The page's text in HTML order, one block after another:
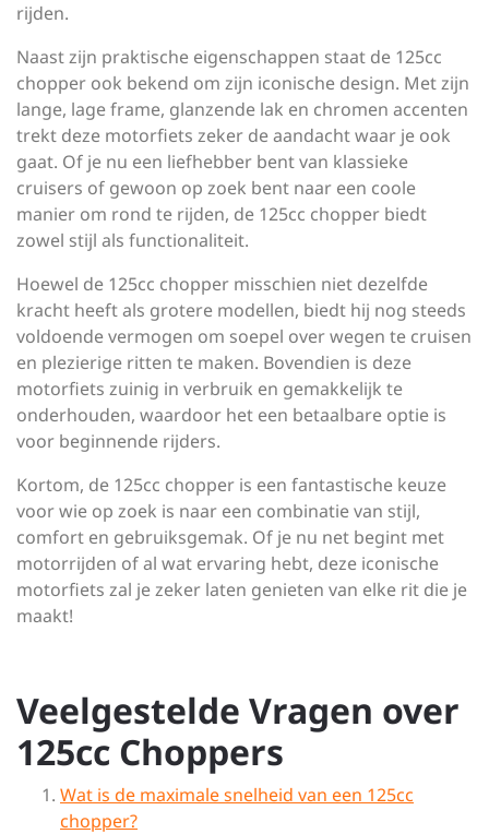
rijden.
Naast zijn praktische eigenschappen staat de 125cc
chopper ook bekend om zijn iconische design. Met zijn
lange, lage frame, glanzende lak en chromen accenten
trekt deze motorfiets zeker de aandacht waar je ook
gaat. Of je nu een liefhebber bent van klassieke
cruisers of gewoon op zoek bent naar een coole
manier om rond te rijden, de 125cc chopper biedt
zowel stijl als functionaliteit.
Hoewel de 125cc chopper misschien niet dezelfde
kracht heeft als grotere modellen, biedt hij nog steeds
voldoende vermogen om soepel over wegen te cruisen
en plezierige ritten te maken. Bovendien is deze
motorfiets zuinig in verbruik en gemakkelijk te
onderhouden, waardoor het een betaalbare optie is
voor beginnende rijders.
Kortom, de 125cc chopper is een fantastische keuze
voor wie op zoek is naar een combinatie van stijl,
comfort en gebruiksgemak. Of je nu net begint met
motorrijden of al wat ervaring hebt, deze iconische
motorfiets zal je zeker laten genieten van elke rit die je
maakt!
Veelgestelde Vragen over
125cc Choppers
Wat is de maximale snelheid van een 125cc
chopper?